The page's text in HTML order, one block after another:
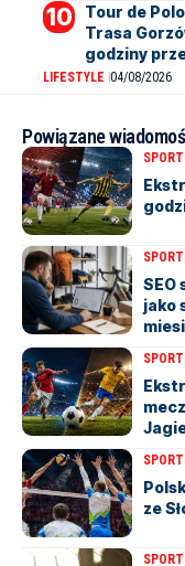
Tour de
Trasa
godziny
LIFESTYLE 04/08/2026
Powiązane
SPORT
SPORT
SEO
jako
SPORT
SPORT
ze
SPORT